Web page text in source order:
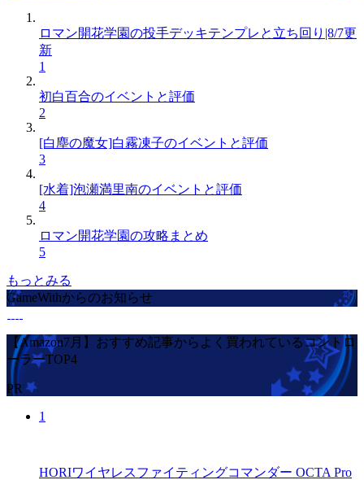
ロマン開花学園の投手デッキテンプレと立ち回り|8/7更
新
1
初白百合のイベントと評価
2
[白塵の魔女]白霧凍子のイベントと評価
3
[水着]泡瀬満里南のイベントと評価
4
ロマン開花学園の攻略まとめ
5
もっとみる
GameWithからのお知らせ
【Amazon7月】おすすめ記事からよく買われているコントロ
ーラーTOP4
PR
1
HORIワイヤレスファイティングコマンダー OCTA Pro